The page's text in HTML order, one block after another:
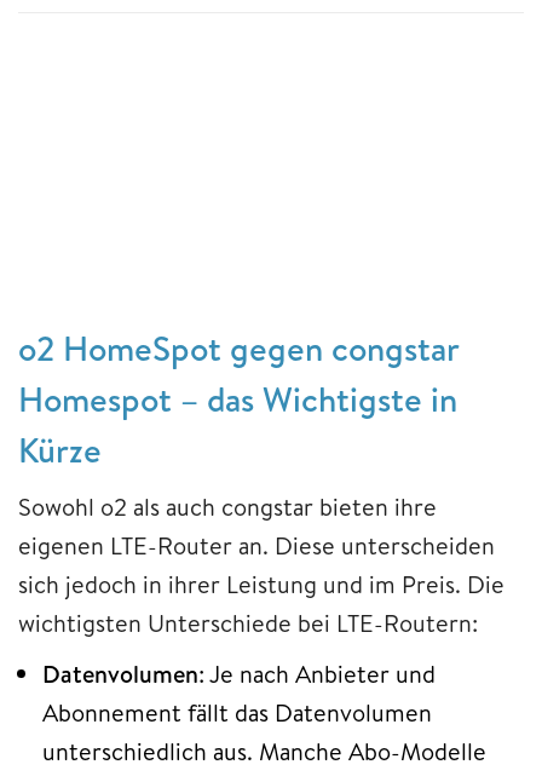
o2 HomeSpot gegen congstar
Homespot – das Wichtigste in
Kürze
Sowohl o2 als auch congstar bieten ihre
eigenen LTE-Router an. Diese unterscheiden
sich jedoch in ihrer Leistung und im Preis. Die
wichtigsten Unterschiede bei LTE-Routern:
Datenvolumen: Je nach Anbieter und
Abonnement fällt das Datenvolumen
unterschiedlich aus. Manche Abo-Modelle